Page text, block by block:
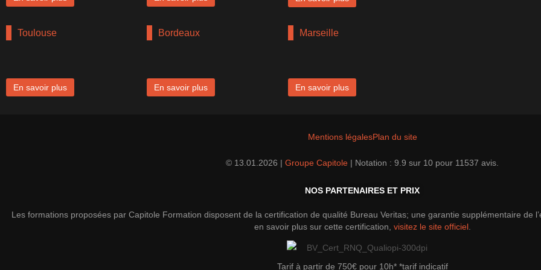
Toulouse
En savoir plus
Bordeaux
En savoir plus
Marseille
En savoir plus
Mentions légalesPlan du site
© 13.01.2026 | Groupe Capitole | Notation : 9.9 sur 10 pour 11537 avis.
NOS PARTENAIRES ET PRIX
Les formations proposées par Capitole Formation disposent de la certification de qualité Bureau Veritas; une garantie supplémentaire de
en savoir plus sur cette certification, visitez le site officiel.
Tarif à partir de 750€ pour 10h* *tarif indicatif